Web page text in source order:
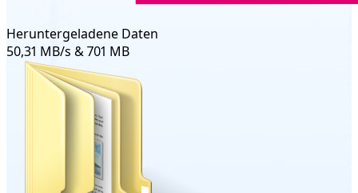
Heruntergeladene Daten
50,31 MB/s & 701 MB